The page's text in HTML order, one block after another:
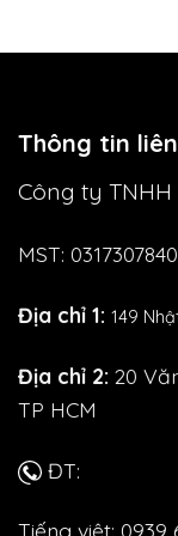
Thông tin
Công ty
MST: 0317307840
Địa chỉ 1: 149
Địa chỉ 2: 20
TP HCM
ĐT:
Tiếng việt: 0939